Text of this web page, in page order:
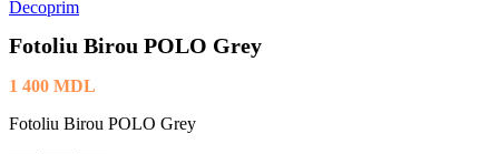
Fotoliu Birou POLO Grey
1 400 MDL
Fotoliu Birou POLO Grey